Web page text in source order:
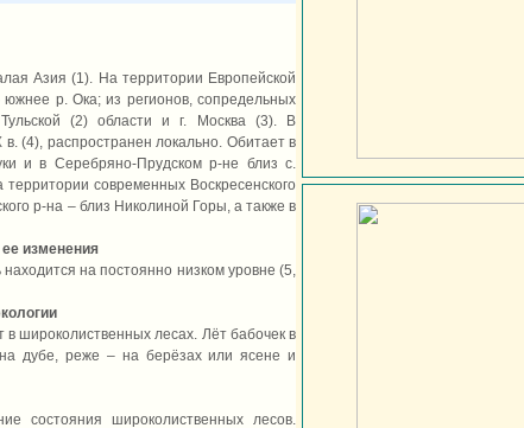
Азия (1). На территории Европейской
р. Ока; из регионов, сопредельных
(2) области и г. Москва (3). В
в. (4), распространен локально. Обитает в
и в Серебряно-Прудском р-не близ с.
современных Воскресенского
р-на – близ Николиной Горы, а также в
изменения
на постоянно низком уровне (5,
широколиственных лесах. Лёт бабочек в
дубе, реже – на берёзах или ясене и
состояния широколиственных лесов.